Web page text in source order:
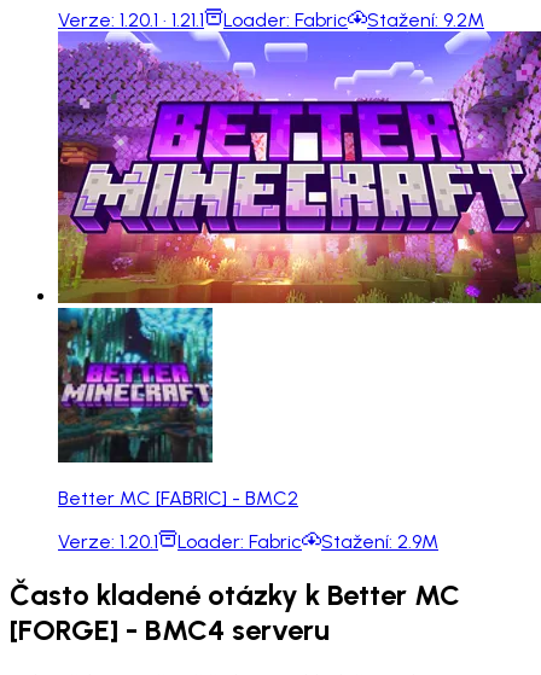
Verze: 1.20.1 · 1.21.1 Loader: Fabric Stažení: 9.2M
Better MC [FABRIC] - BMC2
Verze: 1.20.1 Loader: Fabric Stažení: 2.9M
Často kladené otázky k Better MC
[FORGE] - BMC4 serveru